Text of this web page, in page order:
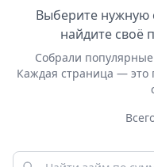
Выберите нужную
найдите своё
Собрали
Каждая страница — это